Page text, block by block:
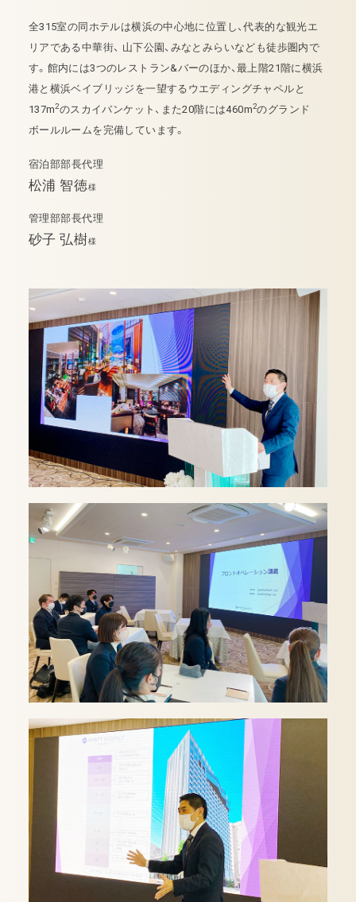
全315室の同ホテルは横浜の中心地に位置し、代表的な観光エ
リアである中華街、 山下公園、みなとみらいなども徒歩圏内で
す。館内には3つのレストラン&バーのほか、最上階21階に横浜
港と横浜ベイブリッジを一望するウエディングチャペルと
137m2のスカイバンケット、また20階には460m2のグランド
ボールルームを完備しています。
宿泊部部長代理
松浦 智徳様
管理部部長代理
砂子 弘樹様